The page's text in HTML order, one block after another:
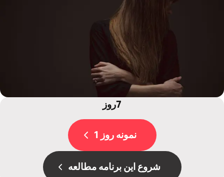
7روز
نمونه روز 1
شروع این برنامه مطالعه